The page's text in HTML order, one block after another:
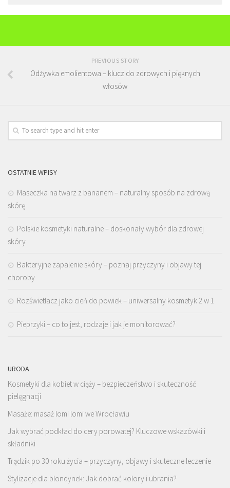
PREVIOUS STORY
Odżywka emolientowa – klucz do zdrowych i pięknych
włosów
OSTATNIE WPISY
Maseczka na twarz z bananem – naturalny sposób na zdrową
skórę
Polskie kosmetyki naturalne – doskonały wybór dla zdrowej
skóry
Bakteryjne zapalenie skóry – poznaj przyczyny i objawy tej
choroby
Rozświetlacz jako cień do powiek – uniwersalny kosmetyk 2 w 1
Pieprzyki – co to jest, rodzaje i jak je monitorować?
URODA
Kosmetyki dla kobiet w ciąży – bezpieczeństwo i skuteczność
pielęgnacji
Masaże: masaż lomi lomi we Wrocławiu
Jak wybrać podkład do cery porowatej? Kluczowe wskazówki i
składniki
Trądzik po 30 roku życia – przyczyny, objawy i skuteczne leczenie
Stylizacje dla blondynek: Jak dobrać kolory i ubrania?